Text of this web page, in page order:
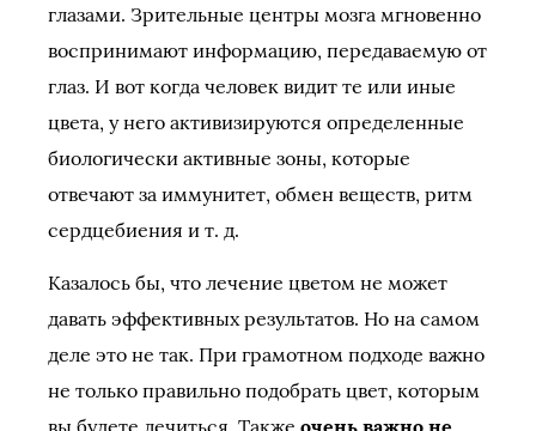
глазами. Зрительные центры мозга мгновенно
воспринимают информацию, передаваемую от
глаз. И вот когда человек видит те или иные
цвета, у него активизируются определенные
биологически активные зоны, которые
отвечают за иммунитет, обмен веществ, ритм
сердцебиения и т. д.
Казалось бы, что лечение цветом не может
давать эффективных результатов. Но на самом
деле это не так. При грамотном подходе важно
не только правильно подобрать цвет, которым
вы будете лечиться. Также очень важно не